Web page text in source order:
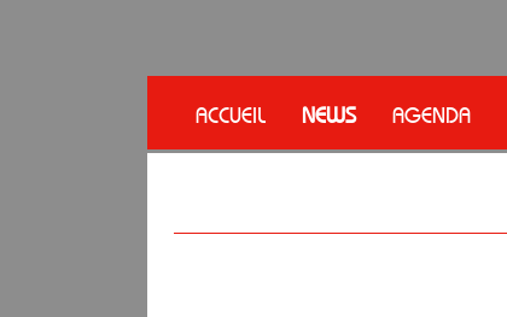
ACCUEIL NEWS AGENDA